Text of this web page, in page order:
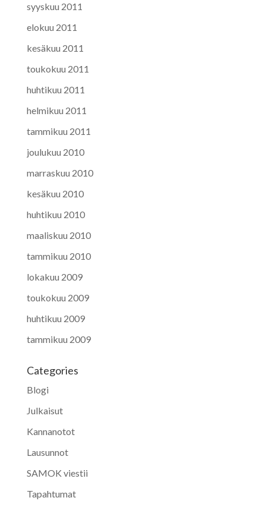
syyskuu 2011
elokuu 2011
kesäkuu 2011
toukokuu 2011
huhtikuu 2011
helmikuu 2011
tammikuu 2011
joulukuu 2010
marraskuu 2010
kesäkuu 2010
huhtikuu 2010
maaliskuu 2010
tammikuu 2010
lokakuu 2009
toukokuu 2009
huhtikuu 2009
tammikuu 2009
Categories
Blogi
Julkaisut
Kannanotot
Lausunnot
SAMOK viestii
Tapahtumat